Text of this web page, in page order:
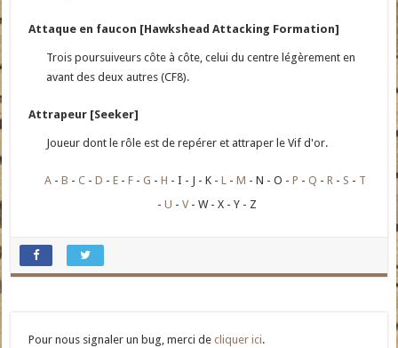
Attaque en faucon [Hawkshead Attacking Formation]
Trois poursuiveurs côte à côte, celui du centre légèrement en
avant des deux autres (CF8).
Attrapeur [Seeker]
Joueur dont le rôle est de repérer et attraper le Vif d'or.
A B C D E F G H I J K L M N O P Q R S
T
U
V W X Y Z
Pour nous signaler un bug, merci decliquer ici.